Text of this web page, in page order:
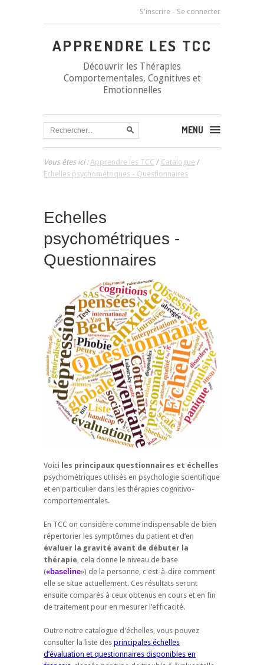
S'inscrire - Se connecter
APPRENDRE LES TCC
Découvrir les Thérapies
Comportementales, Cognitives et
Emotionnelles
MENU
Vous êtes ici :Apprendre les TCC / Catalogue /
Echelles psychométriques - Questionnaires
Echelles
psychométriques -
Questionnaires
Voici les principaux questionnaires et échelles
psychométriques utilisés en psychologie scientifique
et en particulier dans les thérapies cognitivo-
comportementales.
En TCC on considère comme indispensable de bien
répertorier les symptômes du patient et d’en
évaluer la gravité avant de débuter la
thérapie, cela donne le niveau de base
(«baseline») de la personne, c'est-à-dire comment
elle se situe actuellement. Ces résultats seront
ensuite comparés à ceux obtenus en cours et en fin
de traitement pour en mesurer l’efficacité.
Outre notre catalogue d'échelles, vous pouvez
consulter la liste des principales échelles
d’évaluation et questionnaires disponibles en